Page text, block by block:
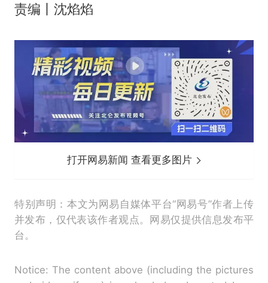
责编丨沈焰焰
打开网易新闻 查看更多图片
特别声明：本文为网易自媒体平台“网易号”作者上传
并发布，仅代表该作者观点。网易仅提供信息发布平
台。
Notice: The content above (including the pictures